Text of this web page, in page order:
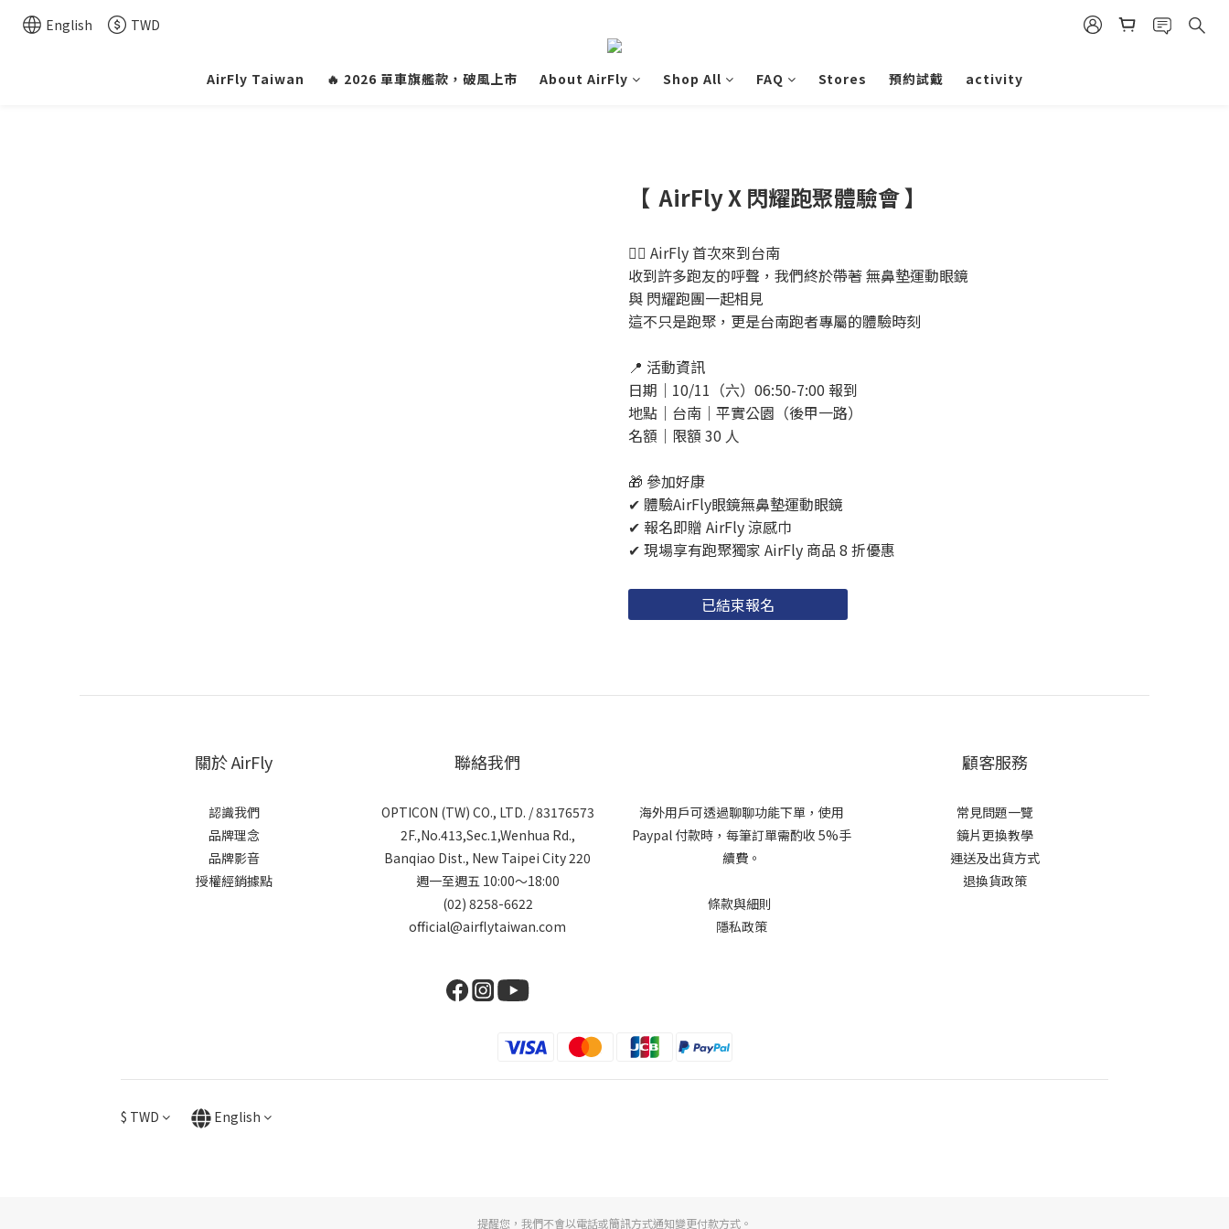
English TWD
AirFly Taiwan 🔥 2026 單車旗艦款，破風上市 About AirFly Shop All FAQ Stores 預約試戴 activity
【 AirFly X 閃耀跑聚體驗會 】
🏃‍♂️ AirFly 首次來到台南
收到許多跑友的呼聲，我們終於帶著 無鼻墊運動眼鏡
與 閃耀跑團一起相見
這不只是跑聚，更是台南跑者專屬的體驗時刻
📍 活動資訊
日期｜10/11（六）06:50-7:00 報到
地點｜台南｜平實公園（後甲一路）
名額｜限額 30 人
🎁 參加好康
✔ 體驗AirFly眼鏡無鼻墊運動眼鏡
✔ 報名即贈 AirFly 涼感巾
✔ 現場享有跑聚獨家 AirFly 商品 8 折優惠
已結束報名
關於 AirFly
認識我們
品牌理念
品牌影音
授權經銷據點
聯絡我們
OPTICON (TW) CO., LTD. / 83176573
2F.,No.413,Sec.1,Wenhua Rd.,
Banqiao Dist., New Taipei City 220
週一至週五 10:00～18:00
(02) 8258-6622
official@airflytaiwan.com
海外用戶可透過聊聊功能下單，使用
Paypal 付款時，每筆訂單需酌收 5%手
續費。
條款與細則
隱私政策
顧客服務
常見問題一覽
鏡片更換教學​
運送及出貨方式
退換貨政策
$ TWD English
提醒您，我們不會以電話或簡訊方式通知變更付款方式。